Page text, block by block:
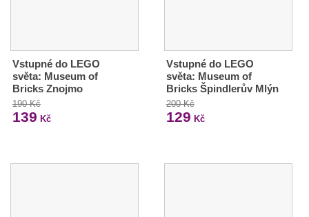
Vstupné do LEGO
světa: Museum of
Bricks Znojmo
190 Kč
139 Kč
Vstupné do LEGO
světa: Museum of
Bricks Špindlerův Mlýn
200 Kč
129 Kč